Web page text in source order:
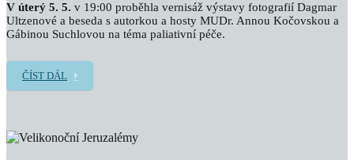
V úterý 5. 5. v 19:00 proběhla vernisáž výstavy fotografií Dagmar
Ultzenové a beseda s autorkou a hosty MUDr. Annou Kočovskou a
Gábinou Suchlovou na téma paliativní péče.
ČÍST DÁL